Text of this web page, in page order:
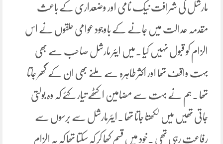
مارشل کی شرافت نیک نامی اور وضعداری کے باعث
مقدمہ عدالت میں جانے کے باوجود عوامی حلقوں نے اس
الزام کو قبول نہیں کیا ۔میں ایئر مارشل صاحب سے بھی
بہت واقف تھا اور اکثر طاہرہ سے ملنے بھی ان کے گھر جاتا
تھا ۔ہم نے بہت سے مضامین اکٹھے تیار کئے کہ وہ بولتی
جاتی تھیں میں لکھتا جاتا تھا ۔ایئرمارشل سے برسوں سے
رفاعت رہی تھی ۔خود میں قسم کھا کر کہ سکتا تھا کہ یہ الزام